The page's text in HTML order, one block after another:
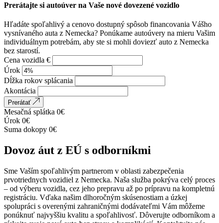
Prerátajte si autoúver na Vaše nové dovezené vozidlo
Hľadáte spoľahlivý a cenovo dostupný spôsob financovania Vášho
vysnívaného auta z Nemecka? Ponúkame autoúvery na mieru Vašim
individuálnym potrebám, aby ste si mohli doviezť auto z Nemecka
bez starostí.
Cena vozidla €
Úrok
Dĺžka rokov splácania
Akontácia
Prerátať
Mesačná splátka 0€
Úrok 0€
Suma dokopy 0€
Dovoz áut z EÚ s odborníkmi
Sme Vaším spoľahlivým partnerom v oblasti zabezpečenia
prvotriednych vozidiel z Nemecka. Naša služba pokrýva celý proces
– od výberu vozidla, cez jeho prepravu až po prípravu na kompletnú
registráciu. Vďaka našim dlhoročným skúsenostiam a úzkej
spolupráci s overenými zahraničnými dodávateľmi Vám môžeme
ponúknuť najvyššiu kvalitu a spoľahlivosť. Dôverujte odborníkom a